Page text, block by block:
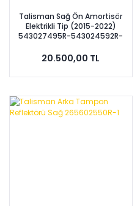
Talisman Sağ Ön Amortisör
Elektrikli Tip (2015-2022)
543027495R-543024592R-
20.500,00 TL